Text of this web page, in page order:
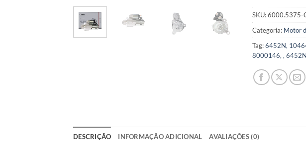
SKU:6000.5375-
Categoria: Motor
Tag:6452N,
8000146, ,
DESCRIÇÃO INFORMAÇÃO ADICIONAL AVALIAÇÕES (0)